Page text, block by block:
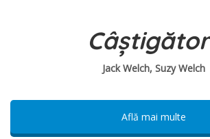
Jack Welch, Suzy Welch
Află mai multe